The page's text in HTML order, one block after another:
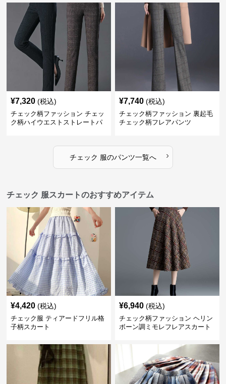
¥7,320 (税込)
チェック柄ファッション チェッ
ク柄ハイウエストストレートパ
¥7,740 (税込)
チェック柄ファッション 裏起毛
チェック柄フレアパンツ
チェック 服のパンツ一覧へ ›
チェック 服スカートのおすすめアイテム
¥4,420 (税込)
チェック服 ティアードフリル格
子柄スカート
¥6,940 (税込)
チェック柄ファッション ヘリン
ボーン調ミモレフレアスカート